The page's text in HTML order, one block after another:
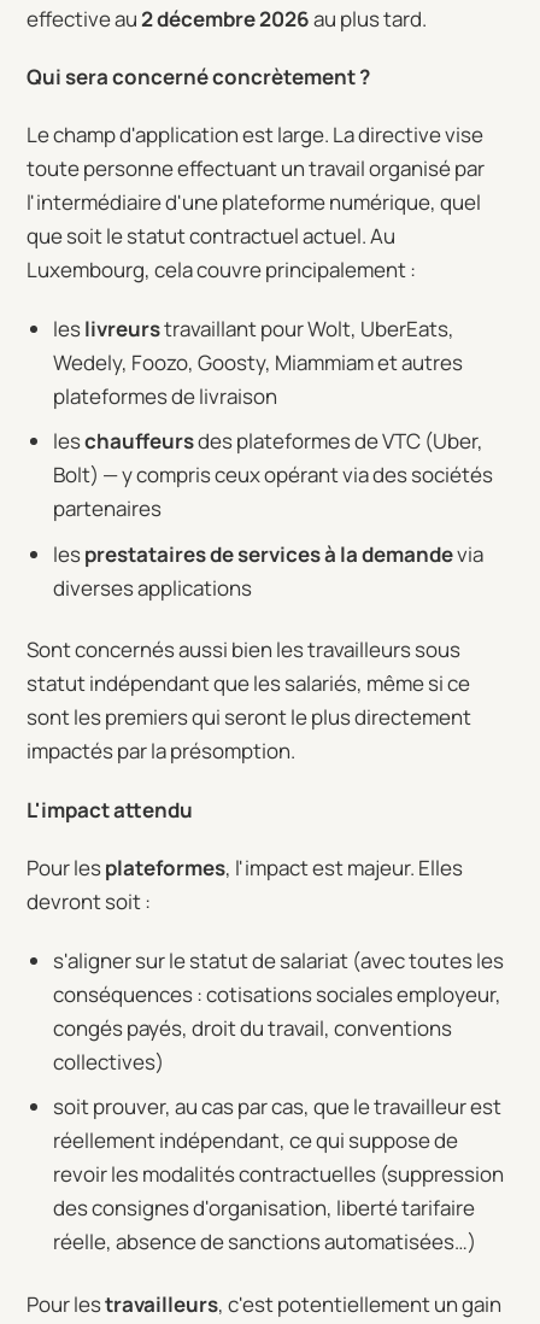
effective au2 décembre 2026au plus tard.
Qui sera concerné concrètement ?
Le champ d'application est large. La directive vise
toute personne effectuant un travail organisé par
l'intermédiaire d'une plateforme numérique, quel
que soit le statut contractuel actuel. Au
Luxembourg, cela couvre principalement :
leslivreurstravaillant pour Wolt, UberEats,
Wedely, Foozo, Goosty, Miammiam et autres
plateformes de livraison
leschauffeursdes plateformes de VTC (Uber,
Bolt) — y compris ceux opérant via des sociétés
partenaires
lesprestataires de services à la demandevia
diverses applications
Sont concernés aussi bien les travailleurs sous
statut indépendant que les salariés, même si ce
sont les premiers qui seront le plus directement
impactés par la présomption.
L'impact attendu
Pour lesplateformes, l'impact est majeur. Elles
devront soit :
s'aligner sur le statut de salariat (avec toutes les
conséquences : cotisations sociales employeur,
congés payés, droit du travail, conventions
collectives)
soit prouver, au cas par cas, que le travailleur est
réellement indépendant, ce qui suppose de
revoir les modalités contractuelles (suppression
des consignes d'organisation, liberté tarifaire
réelle, absence de sanctions automatisées…)
Pour lestravailleurs, c'est potentiellement un gain